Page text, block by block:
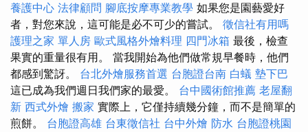
養護中心 法律顧問 腳底按摩專業教學 如果您是園藝愛好
者，對您來說，這可能是必不可少的嘗試。 徵信社有用嗎
護理之家 單人房 歐式風格外燴料理 四門冰箱 最後，檢查
果實的重量很有用。 當我開始為他們做常規早餐時，他們
都感到驚訝。 台北外燴服務首選 台胞證台南 白蟻 墊下巴
這已成為我們週日我們家的最愛。 台中國術館推薦 老屋翻
新 西式外燴 搬家 實際上，它僅持續幾分鐘，而不是簡單的
煎餅。 台胞證高雄 台東徵信社 台中外燴 防水 台胞證桃園